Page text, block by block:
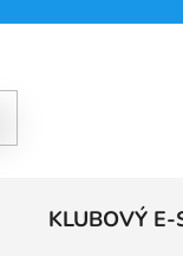
KLUBOVÝ E-